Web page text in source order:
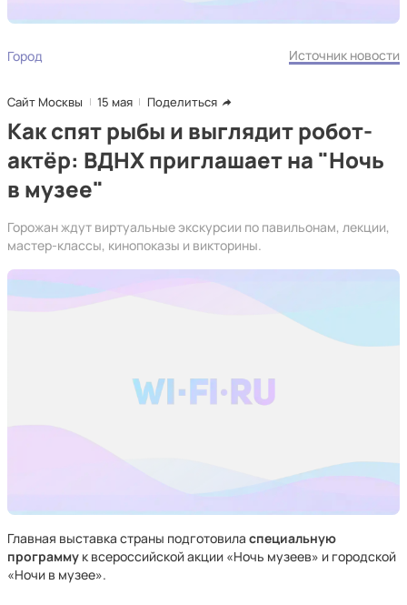
Город Источник новости
Сайт Москвы 15 мая Поделиться
Как спят рыбы и выглядит робот-
актёр: ВДНХ приглашает на "Ночь
в музее"
Горожан ждут виртуальные экскурсии по павильонам, лекции,
мастер-классы, кинопоказы и викторины.
Главная выставка страны подготовила специальную
программу к всероссийской акции «Ночь музеев» и городской
«Ночи в музее».